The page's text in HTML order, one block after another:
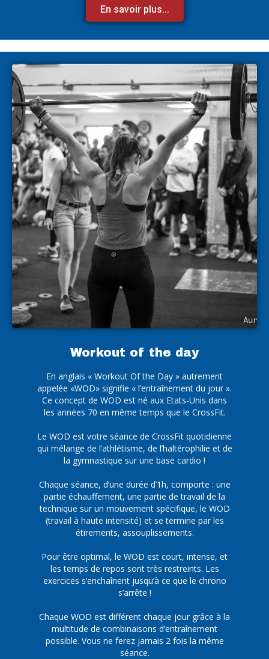
En savoir plus...
Workout of the day
En anglais « Workout Of the Day » autrement
appelée «WOD» signifie « l’entraînement du jour ».
Ce concept de WOD est né aux Etats-Unis dans
les années 70 en même temps que le CrossFit.
Le WOD est votre séance de CrossFit quotidienne
qui mélange de l’athlétisme, de l’haltérophilie et de
la gymnastique sur une base cardio !
Chaque séance, d’une durée d’1h, comporte : une
partie échauffement, une partie de travail de la
technique sur un mouvement spécifique, le WOD
(travail à haute intensité) et se termine par les
étirements, assouplissements.
Pour être optimal, le WOD est court, intense, et
les temps de repos sont très restreints. Les
exercices s’enchaînent jusqu’à ce que le chrono
s’arrête !
Chaque WOD est différent chaque jour grâce à la
multitude de combinaisons d’entraînement
possible. Vous ne ferez jamais 2 fois la même
séance.